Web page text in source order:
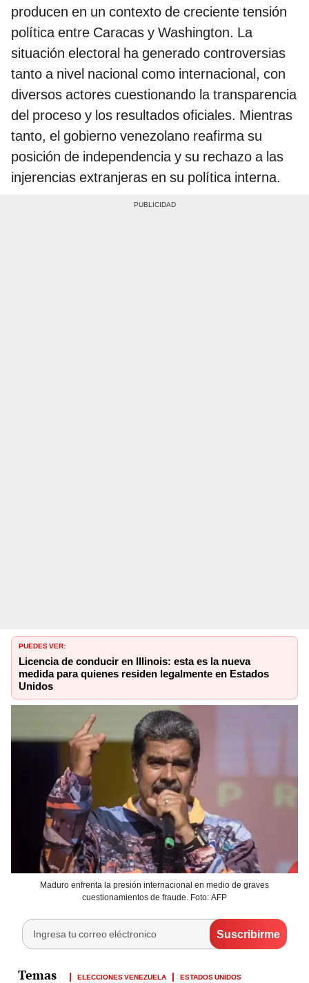
producen en un contexto de creciente tensión
política entre Caracas y Washington. La
situación electoral ha generado controversias
tanto a nivel nacional como internacional, con
diversos actores cuestionando la transparencia
del proceso y los resultados oficiales. Mientras
tanto, el gobierno venezolano reafirma su
posición de independencia y su rechazo a las
injerencias extranjeras en su política interna.
PUEDES VER:
Licencia de conducir en Illinois: esta es la nueva
medida para quienes residen legalmente en Estados
Unidos
Maduro enfrenta la presión internacional en medio de graves
cuestionamientos de fraude. Foto: AFP
ELECCIONES VENEZUELA
ESTADOS UNIDOS